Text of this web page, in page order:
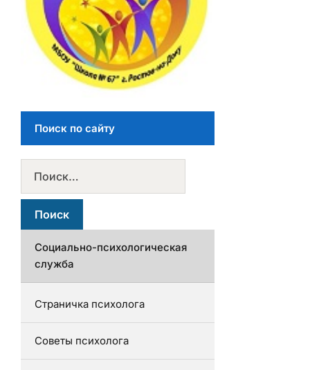
Поиск по сайту
Социально-психологическая
служба
Страничка психолога
Советы психолога